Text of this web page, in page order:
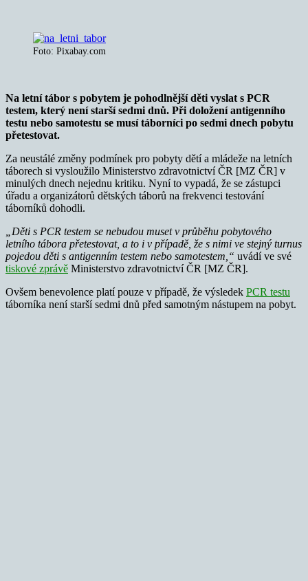
Foto: Pixabay.com
Na letní tábor s pobytem je pohodlnější děti vyslat s PCR
testem, který není starší sedmi dnů. Při doložení antigenního
testu nebo samotestu se musí táborníci po sedmi dnech pobytu
přetestovat.
Za neustálé změny podmínek pro pobyty dětí a mládeže na letních
táborech si vysloužilo Ministerstvo zdravotnictví ČR [MZ ČR] v
minulých dnech nejednu kritiku. Nyní to vypadá, že se zástupci
úřadu a organizátorů dětských táborů na frekvenci testování
táborníků dohodli.
„Děti s PCR testem se nebudou muset v průběhu pobytového
letního tábora přetestovat, a to i v případě, že s nimi ve stejný turnus
pojedou děti s antigenním testem nebo samotestem,“ uvádí ve své
tiskové zprávě Ministerstvo zdravotnictví ČR [MZ ČR].
Ovšem benevolence platí pouze v případě, že výsledek PCR testu
táborníka není starší sedmi dnů před samotným nástupem na pobyt.